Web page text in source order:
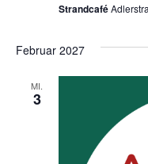
Strandcafé
Februar 2027
MI.
3